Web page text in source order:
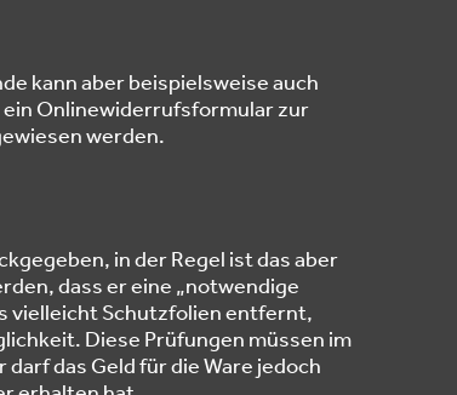
kann aber beispielsweise auch
ein Onlinewiderrufsformular zur
werden.
in der Regel ist das aber
dass er eine „notwendige
vielleicht Schutzfolien entfernt,
Diese Prüfungen müssen im
das Geld für die Ware jedoch